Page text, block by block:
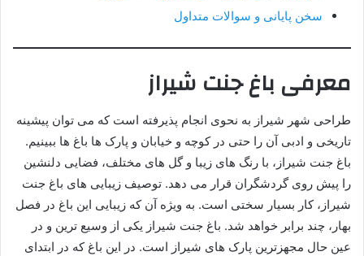
سخن پایانی و سوالات متداول
معرفی باغ جنت شیراز
طراحی شهر شیراز به نحوی انجام پذیرفته است که می توان پیشینه
تاریخی و ادبی آن را حتی در کوچه و خیابان و پارک ها باغ ها ببینیم.
باغ جنت شیراز، با رنگ های زیبا و گل های مختلف، فضایی دلنشین
را پیش روی گردشگران قرار می دهد. توصیف زیبایی های باغ جنت
شیراز، کار بسیار سختی است. به ویژه آن که زیبایی این باغ در فصل
بهار، چند برابر خواهد شد. باغ جنت شیراز یکی از وسیع ترین و در
عین حال مجهزترین پارک های شیراز است. در این باغ که در ابتدای